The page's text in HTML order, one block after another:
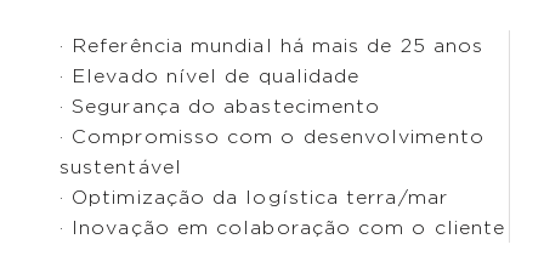
· Referência mundial há mais de 25 anos
· Elevado nível de qualidade
· Segurança do abastecimento
· Compromisso com o desenvolvimento
sustentável
· Optimização da logística terra/mar
· Inovação em colaboração com o cliente